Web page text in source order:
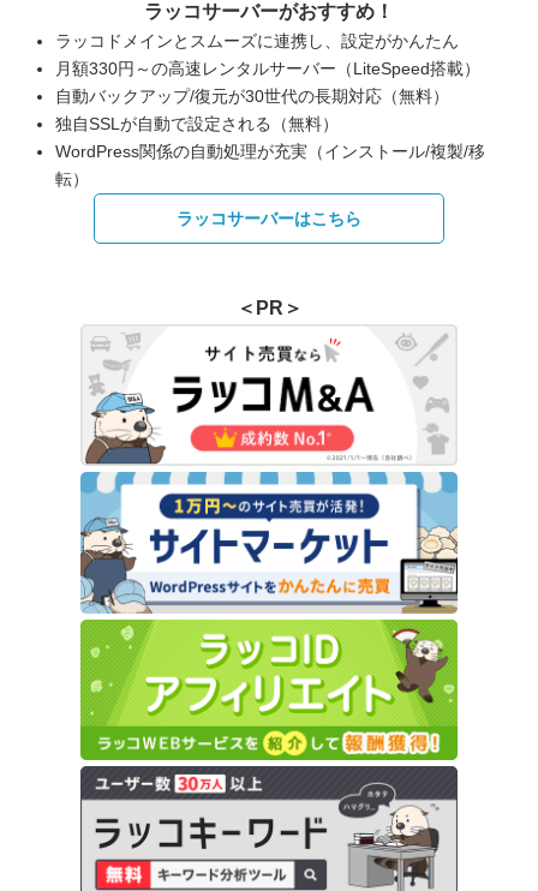
ラッコサーバーがおすすめ！
ラッコドメインとスムーズに連携し、設定がかんたん
月額330円～の高速レンタルサーバー（LiteSpeed搭載）
自動バックアップ/復元が30世代の長期対応（無料）
独自SSLが自動で設定される（無料）
WordPress関係の自動処理が充実（インストール/複製/移
転）
ラッコサーバーはこちら
＜PR＞